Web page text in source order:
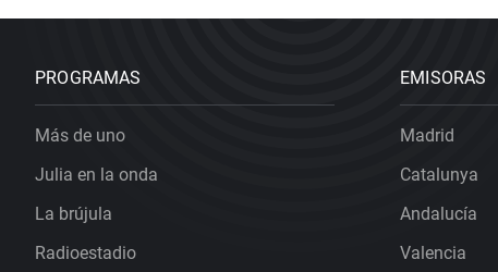
PROGRAMAS
Más de uno
Julia en la onda
La brújula
Radioestadio
EMISORAS
Madrid
Catalunya
Andalucía
Valencia